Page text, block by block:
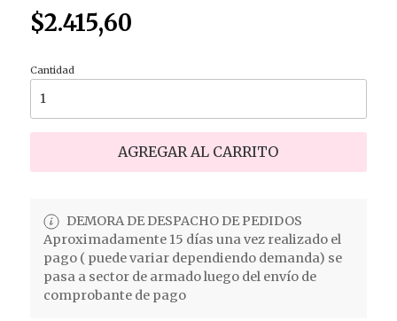
$2.415,60
Cantidad
AGREGAR AL CARRITO
DEMORA DE DESPACHO DE PEDIDOS
Aproximadamente 15 días una vez realizado el
pago ( puede variar dependiendo demanda) se
pasa a sector de armado luego del envío de
comprobante de pago